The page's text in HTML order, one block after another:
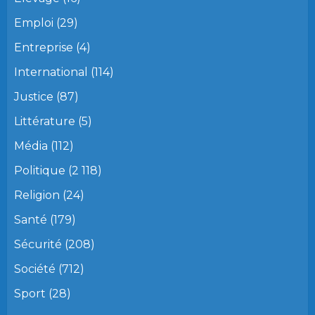
Emploi (29)
Entreprise (4)
International (114)
Justice (87)
Littérature (5)
Média (112)
Politique (2 118)
Religion (24)
Santé (179)
Sécurité (208)
Société (712)
Sport (28)